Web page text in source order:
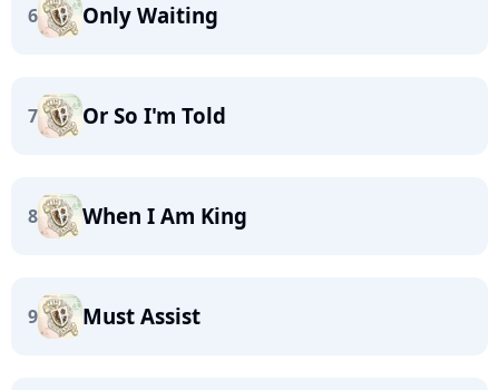
6 Only Waiting
7 Or So I'm Told
8 When I Am King
9 Must Assist